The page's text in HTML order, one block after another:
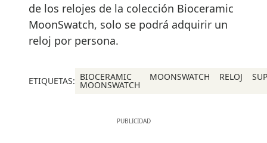
de los relojes de la colección Bioceramic
MoonSwatch, solo se podrá adquirir un
reloj por persona.
ETIQUETAS: BIOCERAMIC
MOONSWATCH
MOONSWATCH RELOJ